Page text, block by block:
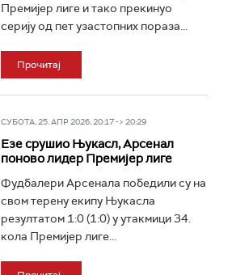
Премијер лиге и тако прекинуо
серију од пет узастопних пораза...
Прочитај
СУБОТА, 25. АПР 2026, 20:17 -> 20:29
Езе срушио Њукасл, Арсенал
поново лидер Премијер лиге
Фудбалери Арсенала победили су на
свом терену екипу Њукасла
резултатом 1:0 (1:0) у утакмици 34.
кола Премијер лиге...